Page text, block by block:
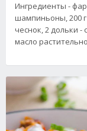
Ингредиенты -
шампиньоны, 200 г
чеснок, 2 дольки -
масло